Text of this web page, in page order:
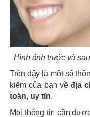
Hình ảnh trước và
Trên đây là một số
kiếm của bạn vềđịa
toàn, uy tín.
Mọi thông tin cần